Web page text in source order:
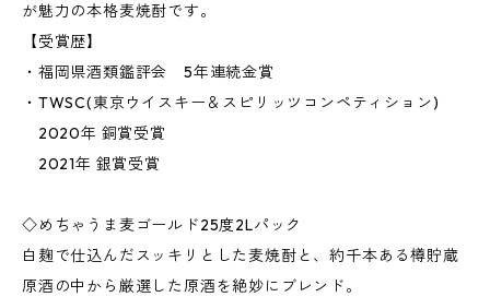
が魅力の本格麦焼酎です。
【受賞歴】
・福岡県酒類鑑評会 5年連続金賞
・TWSC(東京ウイスキー＆スピリッツコンペティション)
2020年 銅賞受賞
2021年 銀賞受賞
◇めちゃうま麦ゴールド25度2Lパック
白麹で仕込んだスッキリとした麦焼酎と、約千本ある樽貯蔵
原酒の中から厳選した原酒を絶妙にブレンド。